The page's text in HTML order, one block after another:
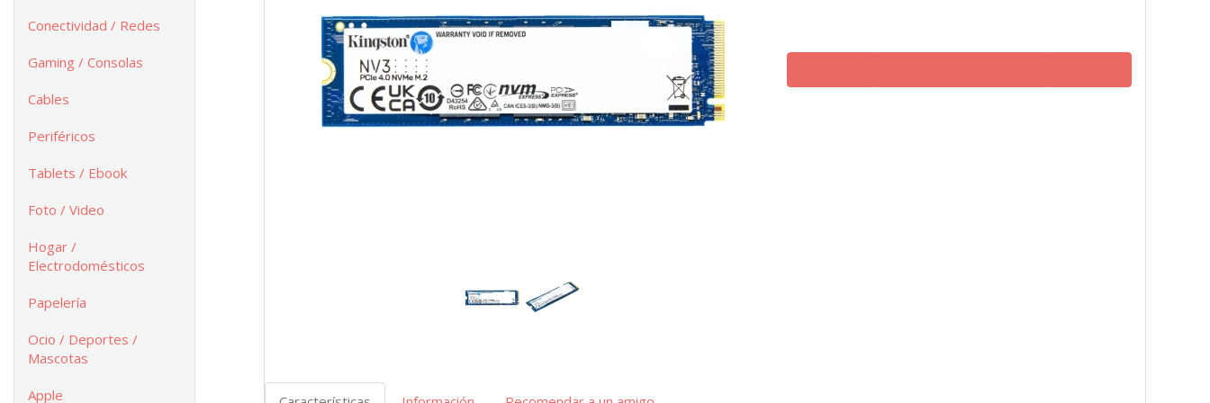
Conectividad / Redes
Gaming / Consolas
Cables
Periféricos
Tablets / Ebook
Foto / Video
Hogar /
Electrodomésticos
Papelería
Ocio / Deportes /
Mascotas
Apple